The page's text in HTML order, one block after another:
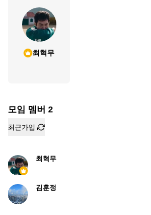
최혁무
모임 멤버 2
최근가입
최혁무
김훈정